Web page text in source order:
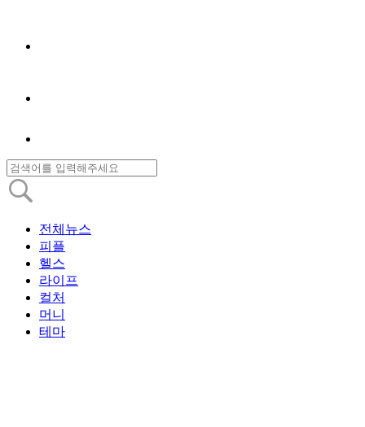
전체뉴스
피플
헬스
라이프
컬처
머니
테마